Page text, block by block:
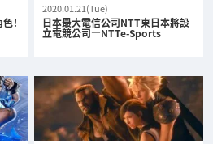
！
2020.01.21(Tue)
日本最大電信公司NTT東日本將設
立電競公司—NTTe-Sports